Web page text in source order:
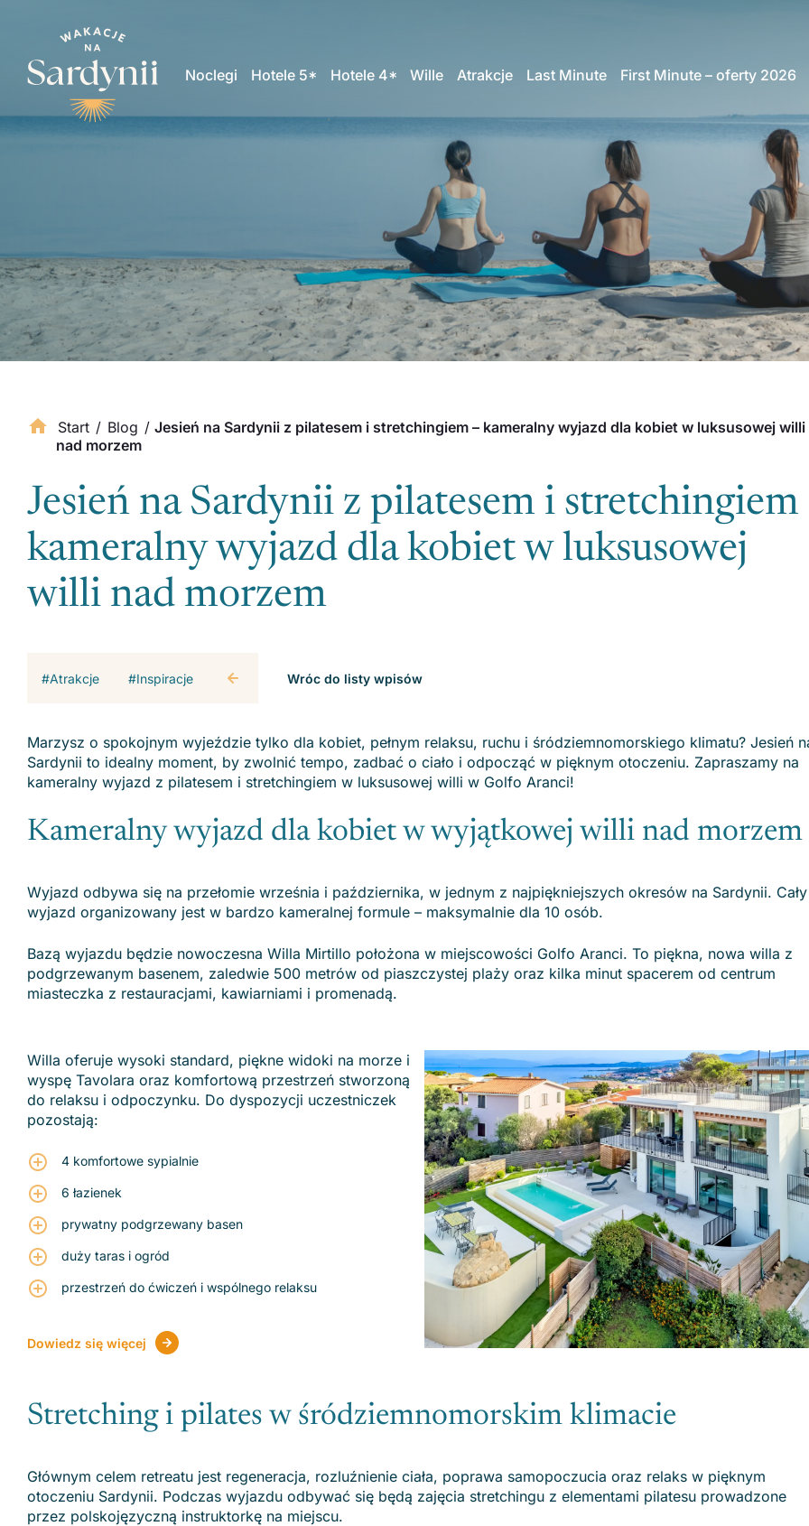
Noclegi Hotele 5* Hotele 4* Wille Atrakcje Last Minute First Minute – oferty 2026
Start / Blog / Jesień na Sardynii z pilatesem i stretchingiem – kameralny wyjazd dla kobiet w luksusowej willi
nad morzem
Jesień na Sardynii z pilatesem i stretchingiem
kameralny wyjazd dla kobiet w luksusowej
willi nad morzem
#Atrakcje #Inspiracje Wróc do listy wpisów
Marzysz o spokojnym wyjeździe tylko dla kobiet, pełnym relaksu, ruchu i śródziemnomorskiego klimatu? Jesień
Sardynii to idealny moment, by zwolnić tempo, zadbać o ciało i odpocząć w pięknym otoczeniu. Zapraszamy na
kameralny wyjazd z pilatesem i stretchingiem w luksusowej willi w Golfo Aranci!
Kameralny wyjazd dla kobiet w wyjątkowej willi nad morzem
Wyjazd odbywa się na przełomie września i października, w jednym z najpiękniejszych okresów na Sardynii. Cały
wyjazd organizowany jest w bardzo kameralnej formule – maksymalnie dla 10 osób.
Bazą wyjazdu będzie nowoczesna Willa Mirtillo położona w miejscowości Golfo Aranci. To piękna, nowa willa z
podgrzewanym basenem, zaledwie 500 metrów od piaszczystej plaży oraz kilka minut spacerem od centrum
miasteczka z restauracjami, kawiarniami i promenadą.
Willa oferuje wysoki standard, piękne widoki na morze i
wyspę Tavolara oraz komfortową przestrzeń stworzoną
do relaksu i odpoczynku. Do dyspozycji uczestniczek
pozostają:
4 komfortowe sypialnie
6 łazienek
prywatny podgrzewany basen
duży taras i ogród
przestrzeń do ćwiczeń i wspólnego relaksu
Dowiedz się więcej
Stretching i pilates w śródziemnomorskim klimacie
Głównym celem retreatu jest regeneracja, rozluźnienie ciała, poprawa samopoczucia oraz relaks w pięknym
otoczeniu Sardynii. Podczas wyjazdu odbywać się będą zajęcia stretchingu z elementami pilatesu prowadzone
przez polskojęzyczną instruktorkę na miejscu.